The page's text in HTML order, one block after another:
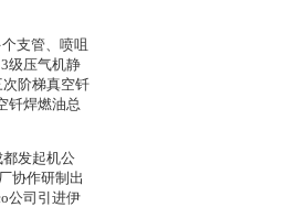
支管、喷咀
级压气机静
阶梯真空钎
钎焊燃油总
发起机公
协作研制出
公司引进伊